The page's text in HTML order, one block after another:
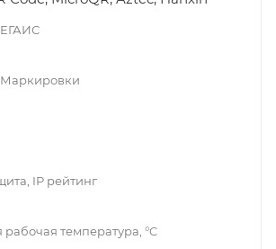
ЕГАИС
Маркировки
IP рейтинг
температура, °C